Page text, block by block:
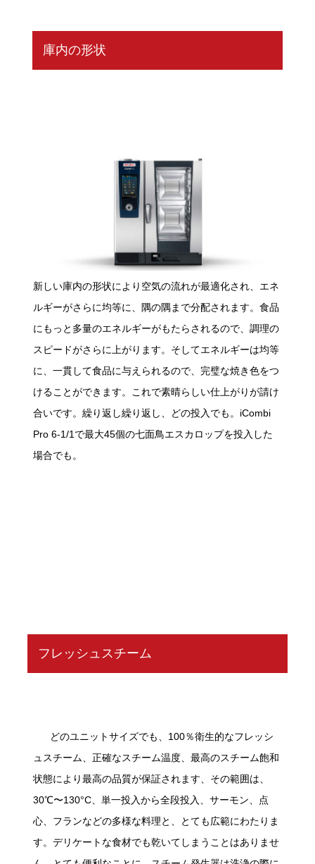
庫内の形状
新しい庫内の形状により空気の流れが最適化され、エネ
ルギーがさらに均等に、隅の隅まで分配されます。食品
にもっと多量のエネルギーがもたらされるので、調理の
スピードがさらに上がります。そしてエネルギーは均等
に、一貫して食品に与えられるので、完璧な焼き色をつ
けることができます。これで素晴らしい仕上がりが請け
合いです。繰り返し繰り返し、どの投入でも。iCombi
Pro 6-1/1で最大45個の七面鳥エスカロップを投入した
場合でも。
フレッシュスチーム
どのユニットサイズでも、100％衛生的なフレッシ
ュスチーム、正確なスチーム温度、最高のスチーム飽和
状態により最高の品質が保証されます、その範囲は、
30℃〜130°C、単一投入から全段投入、サーモン、点
心、フランなどの多様な料理と、とても広範にわたりま
す。デリケートな食材でも乾いてしまうことはありませ